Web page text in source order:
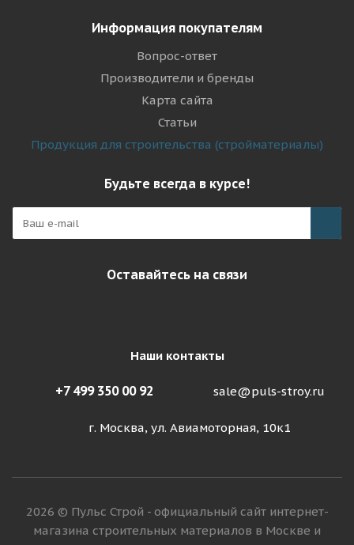
Информация покупателям
Вопрос-ответ
Производители и бренды
Карта сайта
Статьи
Продукция для строительства (стройматериалы)
Будьте всегда в курсе!
Оставайтесь на связи
Наши контакты
+7 499 350 00 92 sale@puls-stroy.ru
г. Москва, ул. Авиамоторная, 10к1
2026 © Пульс Строй - официальный сайт интернет-
магазина строительных материалов в Москве и